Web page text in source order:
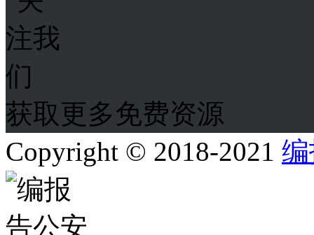
获取更多免费资源
Copyright © 2018-2021